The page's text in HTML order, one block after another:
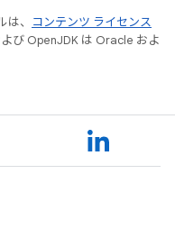
、
コンテンツ ライセンス
び OpenJDK は Oracle およ